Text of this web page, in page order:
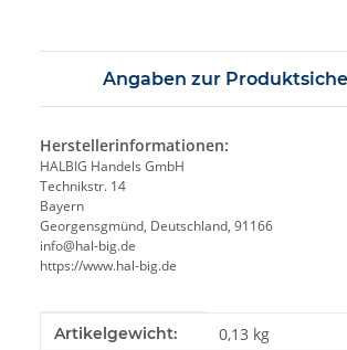
Angaben zur
Herstellerinformationen:
HALBIG Handels GmbH
Technikstr. 14
Bayern
Georgensgmünd, Deutschland, 91166
info@hal-big.de
https://www.hal-big.de
Produkteigenschaft
Wert
Artikelgewicht: 0,13 kg